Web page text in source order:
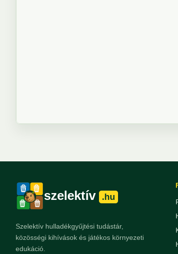
szelektív .hu
Szelektív hulladékgyűjtési tudástár,
közösségi kihívások és játékos környezeti
edukáció.